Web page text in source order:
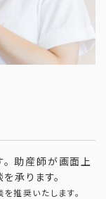
助産師が画面上
承ります。
推奨いたします。